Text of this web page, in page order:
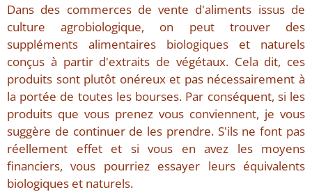
Dans des commerces de vente d'aliments issus de
culture agrobiologique, on peut trouver des
suppléments alimentaires biologiques et naturels
conçus à partir d'extraits de végétaux. Cela dit, ces
produits sont plutôt onéreux et pas nécessairement à
la portée de toutes les bourses. Par conséquent, si les
produits que vous prenez vous conviennent, je vous
suggère de continuer de les prendre. S'ils ne font pas
réellement effet et si vous en avez les moyens
financiers, vous pourriez essayer leurs équivalents
biologiques et naturels.